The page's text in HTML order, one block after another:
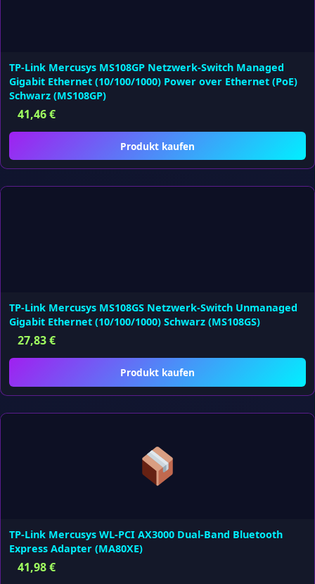
TP-Link Mercusys MS108GP Netzwerk-Switch Managed
Gigabit Ethernet (10/100/1000) Power over Ethernet (PoE)
Schwarz (MS108GP)
41,46€
Produkt kaufen
TP-Link Mercusys MS108GS Netzwerk-Switch Unmanaged
Gigabit Ethernet (10/100/1000) Schwarz (MS108GS)
27,83€
Produkt kaufen
TP-Link Mercusys WL-PCI AX3000 Dual-Band Bluetooth
Express Adapter (MA80XE)
41,98€